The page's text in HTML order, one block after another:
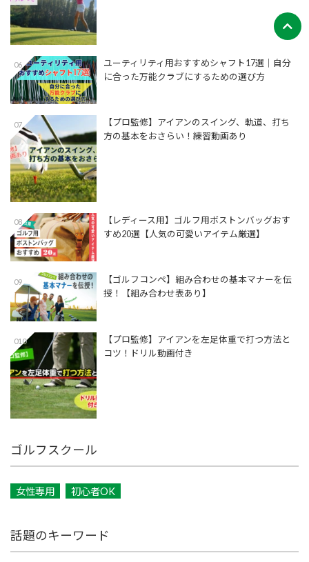
06
ユーティリティ用おすすめシャフト17選│自分
に合った万能クラブにするための選び方
07
【プロ監修】アイアンのスイング、軌道、打ち
方の基本をおさらい！練習動画あり
08
【レディース用】ゴルフ用ボストンバッグおす
すめ20選【人気の可愛いアイテム厳選】
09
【ゴルフコンペ】組み合わせの基本マナーを伝
授！【組み合わせ表あり】
010
【プロ監修】アイアンを左足体重で打つ方法と
コツ！ドリル動画付き
ゴルフスクール
女性専用 初心者OK
話題のキーワード